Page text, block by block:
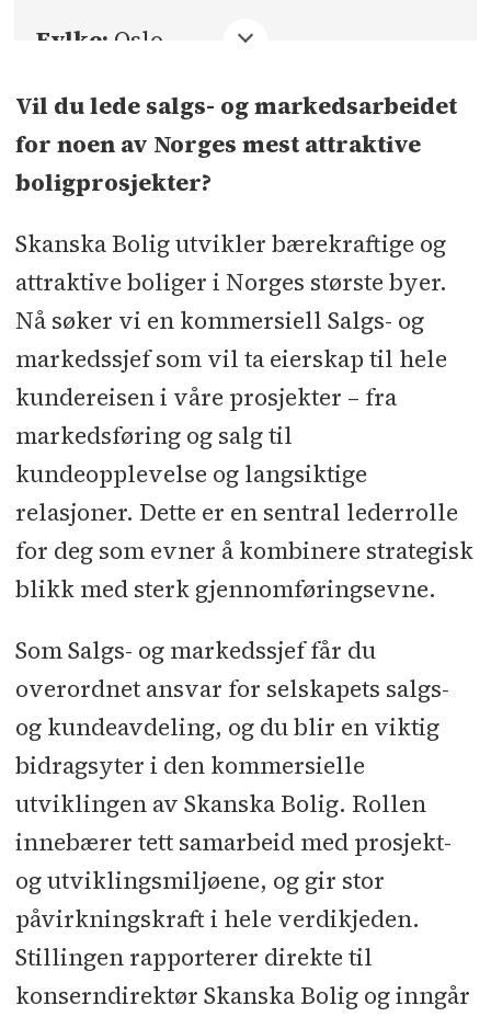
Fylke: Oslo
Sted:Oslo
Søknadsfrist:26.05.2026
Vil du lede salgs- og markedsarbeidet
for noen av Norges mest attraktive
boligprosjekter?
Skanska Bolig utvikler bærekraftige og
attraktive boliger i Norges største byer.
Nå søker vi en kommersiell Salgs- og
markedssjef som vil ta eierskap til hele
kundereisen i våre prosjekter – fra
markedsføring og salg til
kundeopplevelse og langsiktige
relasjoner. Dette er en sentral lederrolle
for deg som evner å kombinere strategisk
blikk med sterk gjennomføringsevne.
Som Salgs- og markedssjef får du
overordnet ansvar for selskapets salgs-
og kundeavdeling, og du blir en viktig
bidragsyter i den kommersielle
utviklingen av Skanska Bolig. Rollen
innebærer tett samarbeid med prosjekt-
og utviklingsmiljøene, og gir stor
påvirkningskraft i hele verdikjeden.
Stillingen rapporterer direkte til
konserndirektør Skanska Bolig og inngår